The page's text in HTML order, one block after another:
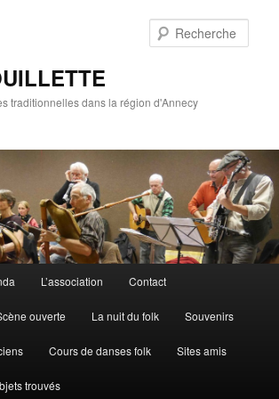
traditionnelles dans la région d'Annecy
principal
secondaireL’association Contact
ouverte La nuit du folk Souvenirs
Cours de danses folk Sites amis
trouvés